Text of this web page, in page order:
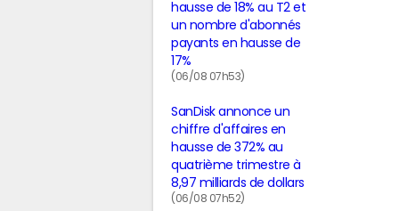
hausse de 18% au T2 et
un nombre d'abonnés
payants en hausse de
17%
(06/08 07h53)
SanDisk annonce un
chiffre d'affaires en
hausse de 372% au
quatrième trimestre à
8,97 milliards de dollars
(06/08 07h52)